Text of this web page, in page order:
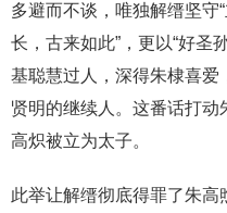
多避而不谈，唯独解缙坚守
长，古来如此”，更以“好
基聪慧过人，深得朱棣喜爱
贤明的继续人。这番话打
高炽被立为太子。
此举让解缙彻底得罪了朱